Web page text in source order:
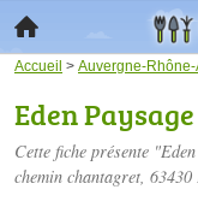
Accueil > Auvergne-
Eden
Cette fiche présente
chemin chantagret, 63430